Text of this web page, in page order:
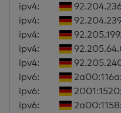
ipv4:
ipv4:
ipv4:
ipv4:
ipv4:
ipv6:
ipv6:
ipv6: